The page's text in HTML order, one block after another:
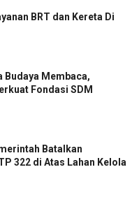
BRT dan Kereta Di
Budaya Membaca,
Fondasi SDM
Batalkan
322 di Atas Lahan Kelola